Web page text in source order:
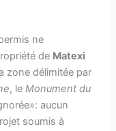
ne
de Matexi
zone délimitée par
, leMonument du
aucun
soumis à